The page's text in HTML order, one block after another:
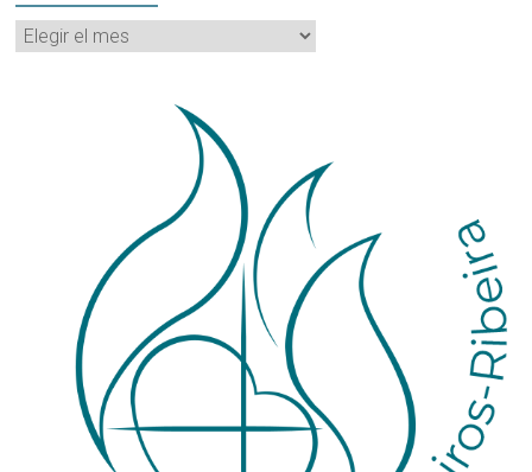
Archivos